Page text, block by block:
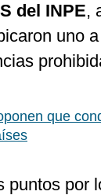
del INPE,
uno
que
puntos por